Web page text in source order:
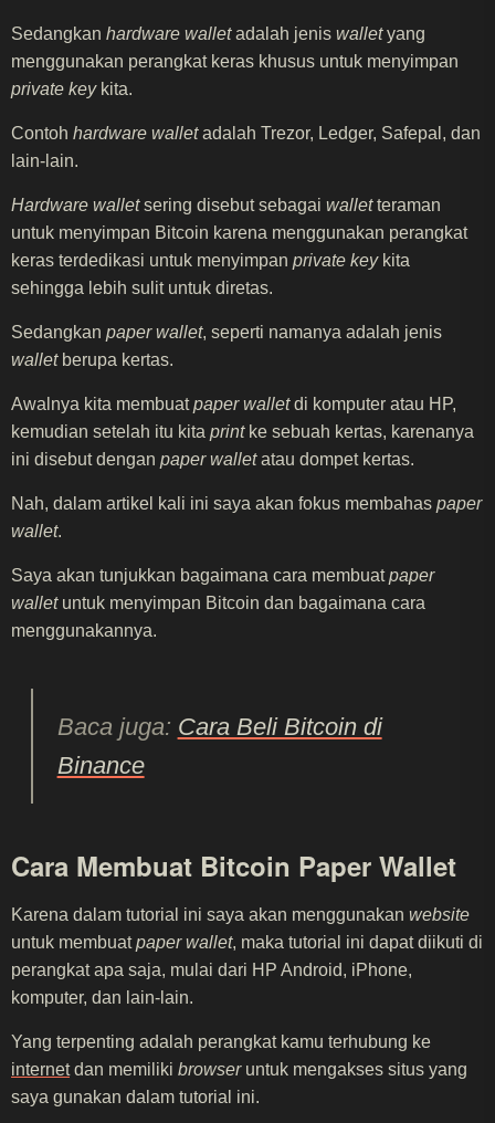
Sedangkan hardware walletadalah jenis walletyang
menggunakan perangkat keras khusus untuk menyimpan
private keykita.
Contoh hardware walletadalah Trezor, Ledger, Safepal, dan
lain-lain.
Hardware walletsering disebut sebagai walletteraman
untuk menyimpan Bitcoin karena menggunakan perangkat
keras terdedikasi untuk menyimpan private keykita
sehingga lebih sulit untuk diretas.
Sedangkan paper wallet, seperti namanya adalah jenis
walletberupa kertas.
Awalnya kita membuatpaper walletdi komputer atau HP,
kemudian setelah itu kita printke sebuah kertas, karenanya
ini disebut dengan paper walletatau dompet kertas.
Nah, dalam artikel kali ini saya akan fokus membahas paper
wallet.
Saya akan tunjukkan bagaimana cara membuatpaper
walletuntuk menyimpan Bitcoin dan bagaimana cara
menggunakannya.
Baca juga: Cara Beli Bitcoin di
Binance
Cara Membuat Bitcoin Paper Wallet
Karena dalam tutorial ini saya akan menggunakan website
untuk membuatpaper wallet, maka tutorial ini dapat diikuti di
perangkat apa saja, mulai dari HP Android, iPhone,
komputer, dan lain-lain.
Yang terpenting adalah perangkat kamu terhubung ke
internetdan memiliki browseruntuk mengakses situs yang
saya gunakan dalam tutorial ini.